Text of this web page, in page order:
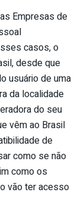
Empresas de
casos, o
desde que
usuário de uma
da localidade
do seu
vêm ao Brasil
de
como se não
como os
vão ter acesso